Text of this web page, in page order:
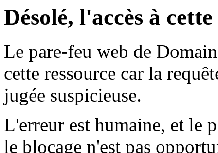
Désolé, l'accès à
Le pare-feu web de
cette ressource car la
jugée suspicieuse.
L'erreur est humaine, et le
le blocage n'est pas